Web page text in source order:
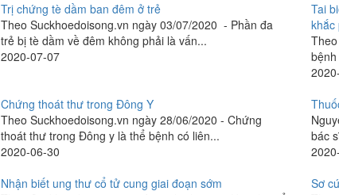
Trị chứng tè dầm ban đêm ở trẻ
Theo Suckhoedoisong.vn ngày 03/07/2020 - Phần đa
trẻ bị tè dầm về đêm không phải là vấn...
2020-07-07
Tai
khắc
Chứng thoát thư trong Đông Y
Theo Suckhoedoisong.vn ngày 28/06/2020 - Chứng
thoát thư trong Đông y là thể bệnh có liên...
2020-06-30
bác
Nhận biết ung thư cổ tử cung giai đoạn sớm
Sơ